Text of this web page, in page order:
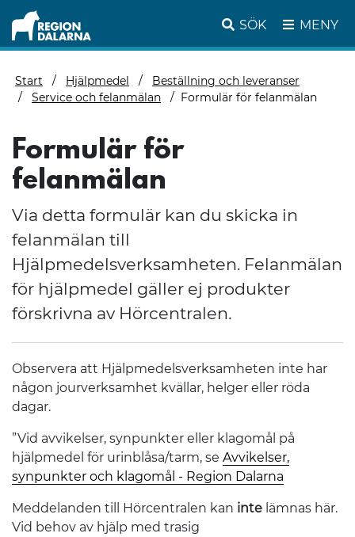
SÖK MENY
Start Hjälpmedel
Beställning och leveranser
Service och felanmälan
Formulär för felanmälan
Formulär för
felanmälan
Via detta formulär kan du skicka in
felanmälan till
Hjälpmedelsverksamheten. Felanmälan
för hjälpmedel gäller ej produkter
förskrivna av Hörcentralen.
Observera att Hjälpmedelsverksamheten inte har
någon jourverksamhet kvällar, helger eller röda
dagar.
”Vid avvikelser, synpunkter eller klagomål på
hjälpmedel för urinblåsa/tarm, se Avvikelser,
synpunkter och klagomål - Region Dalarna
Meddelanden till Hörcentralen kan inte lämnas här.
Vid behov av hjälp med trasig